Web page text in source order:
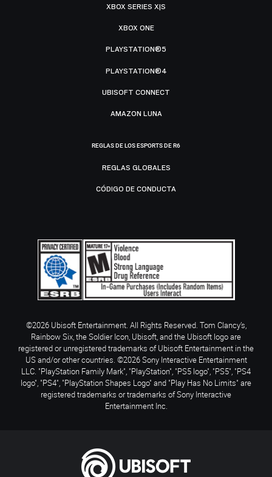
XBOX SERIES X|S
XBOX ONE
PLAYSTATION®5
PLAYSTATION®4
UBISOFT CONNECT
AMAZON LUNA
REGLAS DE LOS ESPORTS DE R6
REGLAS GLOBALES
CÓDIGO DE CONDUCTA
©2026 Ubisoft Entertainment. All Rights Reserved. Tom Clancy’s,
Rainbow Six, the Soldier Icon, Ubisoft, and the Ubisoft logo are
registered or unregistered trademarks of Ubisoft Entertainment in the
US and/or other countries. ©2026 Sony Interactive Entertainment
LLC. "PlayStation Family Mark", "PlayStation", "PS5 logo", "PS5", "PS4
logo", "PS4", "PlayStation Shapes Logo" and "Play Has No Limits" are
registered trademarks or trademarks of Sony Interactive
Entertainment Inc.